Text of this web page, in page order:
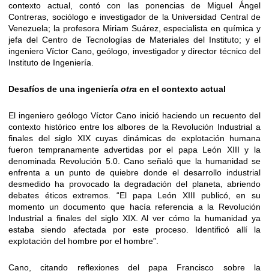
contexto actual, contó con las ponencias de Miguel Ángel
Contreras, sociólogo e investigador de la Universidad Central de
Venezuela; la profesora Miriam Suárez, especialista en química y
jefa del Centro de Tecnologías de Materiales del Instituto; y el
ingeniero Víctor Cano, geólogo, investigador y director técnico del
Instituto de Ingeniería.
Desafíos de una ingeniería otra en el contexto actual
El ingeniero geólogo Víctor Cano inició haciendo un recuento del
contexto histórico entre los albores de la Revolución Industrial a
finales del siglo XIX cuyas dinámicas de explotación humana
fueron tempranamente advertidas por el papa León XIII y la
denominada Revolución 5.0. Cano señaló que la humanidad se
enfrenta a un punto de quiebre donde el desarrollo industrial
desmedido ha provocado la degradación del planeta, abriendo
debates éticos extremos. “El papa León XIII publicó, en su
momento un documento que hacía referencia a la Revolución
Industrial a finales del siglo XIX. Al ver cómo la humanidad ya
estaba siendo afectada por este proceso. Identificó allí la
explotación del hombre por el hombre”.
Cano, citando reflexiones del papa Francisco sobre la